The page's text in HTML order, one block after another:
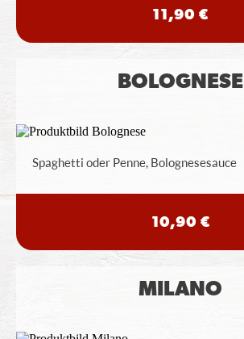
11,90 €
BOLOGNESE
Spaghetti oder Penne, Bolognesesauce
10,90 €
MILANO